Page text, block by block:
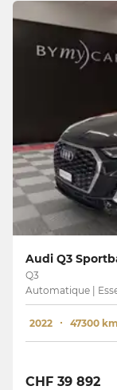
Audi Q3
Q3
Automatique |
2022 47300 km
CHF 39 892